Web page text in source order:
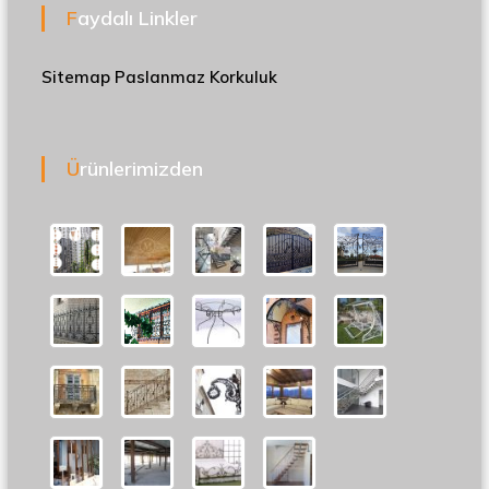
Faydalı Linkler
Sitemap Paslanmaz Korkuluk
Ürünlerimizden